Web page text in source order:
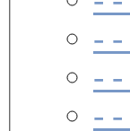
- -
- -
- -